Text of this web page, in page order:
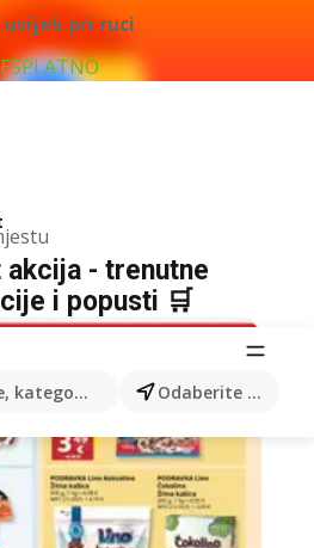
pri ruci
kategorije, proizvode... Odaberite grad
- trenutne
i popusti 🛒